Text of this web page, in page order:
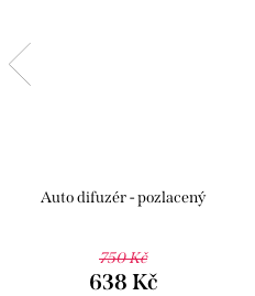
Auto difuzér - pozlacený
750 Kč
638 Kč